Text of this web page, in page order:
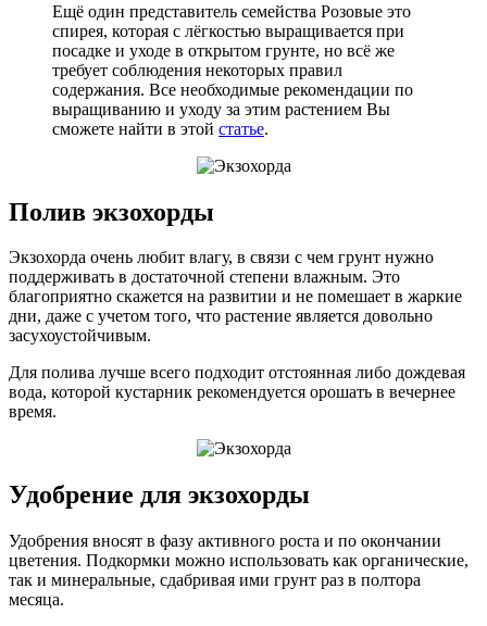
Ещё один представитель семейства Розовые это
спирея, которая с лёгкостью выращивается при
посадке и уходе в открытом грунте, но всё же
требует соблюдения некоторых правил
содержания. Все необходимые рекомендации по
выращиванию и уходу за этим растением Вы
сможете найти в этой статье.
Полив экзохорды
Экзохорда очень любит влагу, в связи с чем грунт нужно
поддерживать в достаточной степени влажным. Это
благоприятно скажется на развитии и не помешает в жаркие
дни, даже с учетом того, что растение является довольно
засухоустойчивым.
Для полива лучше всего подходит отстоянная либо дождевая
вода, которой кустарник рекомендуется орошать в вечернее
время.
Удобрение для экзохорды
Удобрения вносят в фазу активного роста и по окончании
цветения. Подкормки можно использовать как органические,
так и минеральные, сдабривая ими грунт раз в полтора
месяца.